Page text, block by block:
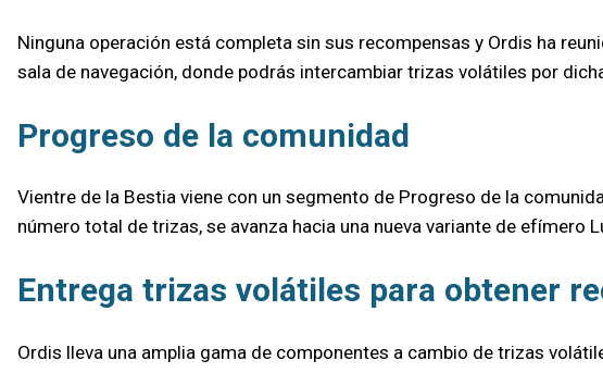
Ninguna operación está completa sin sus recompensas y Ordis ha
sala de navegación, donde podrás intercambiar trizas volátiles por
Progreso de la comunidad
Vientre de la Bestia viene con un segmento de Progreso de la
número total de trizas, se avanza hacia una nueva variante de efímero
Entrega trizas volátiles para obtener
Ordis lleva una amplia gama de componentes a cambio de trizas